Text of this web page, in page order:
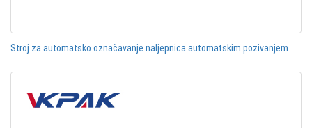
Stroj za automatsko označavanje naljepnica automatskim pozivanjem